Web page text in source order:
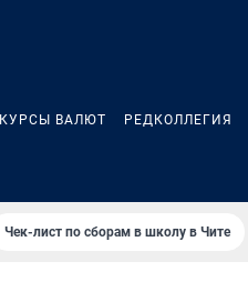
КУРСЫ ВАЛЮТ РЕДКОЛЛЕГИЯ
Чек-лист по сборам в школу в Чите